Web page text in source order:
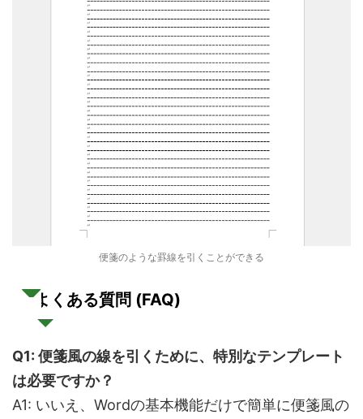
便箋のような罫線を引くことができる
よくある質問 (FAQ)
Q1: 便箋風の線を引くために、特別なテンプレート
は必要ですか？
A1: いいえ、Wordの基本機能だけで簡単に便箋風の